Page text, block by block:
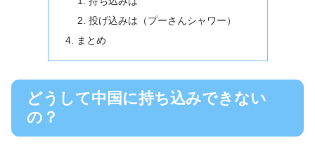
投げ込みは（プーさんシャワー）
まとめ
どうして中国に持ち込みできない
の？